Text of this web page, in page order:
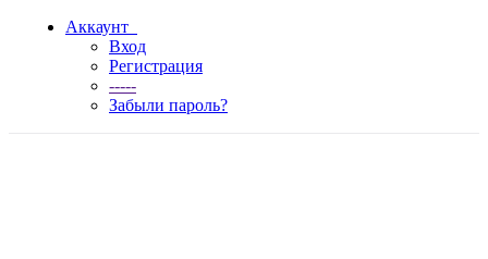
Аккаунт
Вход
Регистрация
-----
Забыли пароль?